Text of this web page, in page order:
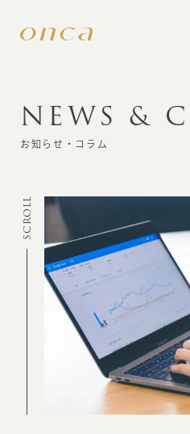
INFORMATION
CREATION
MARKETING
NEWS &
お知らせ・コラム
SCROLL